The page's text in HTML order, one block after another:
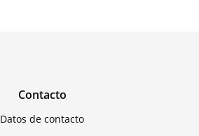
Contacto
Datos de contacto